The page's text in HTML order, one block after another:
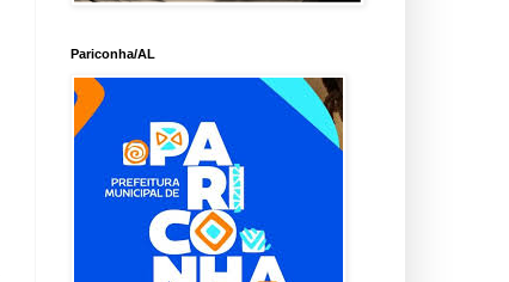
Pariconha/AL